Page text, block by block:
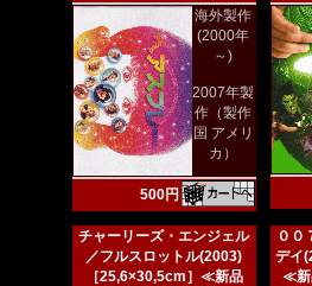
海外製作
(2000年
～)
2007年製
作（製作
国 アメリ
カ）
500円
チャーリーズ・エンジェル
／フルスロットル(2003)
［25,6×30,5cm］≪新品
００
デイ
≪新